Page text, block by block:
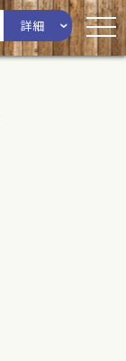
詳細